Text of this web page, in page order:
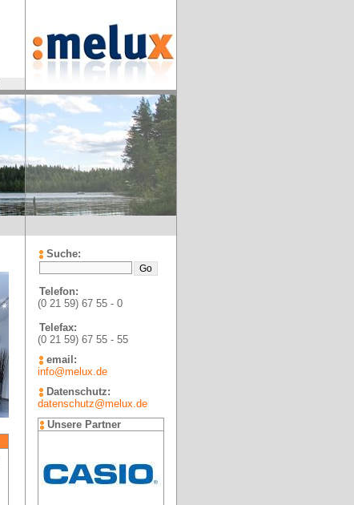
Suche:
Telefon:
(0 21 59) 67 55 - 0
Telefax:
(0 21 59) 67 55 - 55
email:
info@melux.de
Datenschutz:
datenschutz@melux.de
Unsere Partner